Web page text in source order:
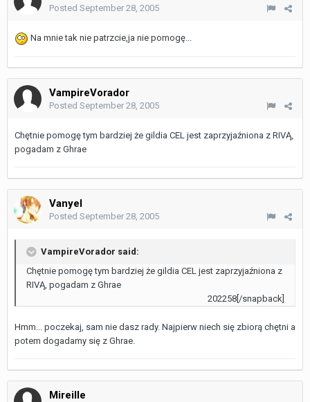
Posted September 28, 2005
Na mnie tak nie patrzcie,ja nie pomogę...
VampireVorador
Posted September 28, 2005
Chętnie pomogę tym bardziej że gildia CEL jest zaprzyjaźniona z RIVĄ,
pogadam z Ghrae
Vanyel
Posted September 28, 2005
VampireVorador said:
Chętnie pomogę tym bardziej że gildia CEL jest zaprzyjaźniona z
RIVĄ, pogadam z Ghrae
202258[/snapback]
Hmm... poczekaj, sam nie dasz rady. Najpierw niech się zbiorą chętni a
potem dogadamy się z Ghrae.
Mireille